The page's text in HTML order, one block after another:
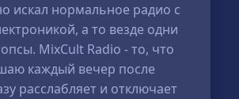
искал нормальное радио с
а то везде одни
MixCult Radio - то, что
каждый вечер после
расслабляет и отключает